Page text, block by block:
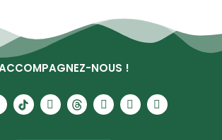
NOUS !